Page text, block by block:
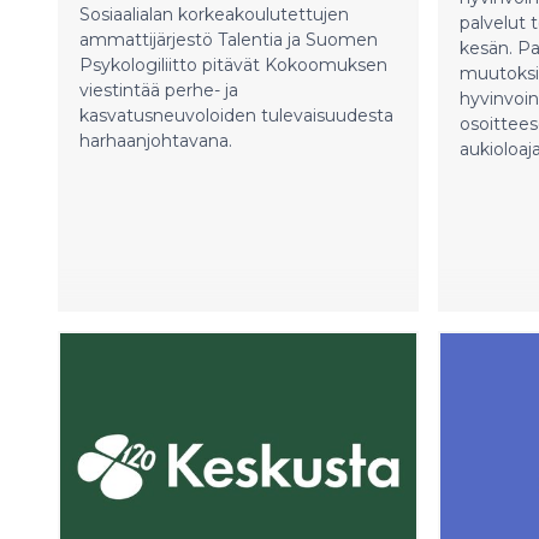
Sosiaalialan korkeakoulutettujen
ammattijärjestö Talentia ja Suomen
Psykologiliitto pitävät Kokoomuksen
viestintää perhe- ja
kasvatusneuvoloiden tulevaisuudesta
harhaanjohtavana.
palvelut
kesän.